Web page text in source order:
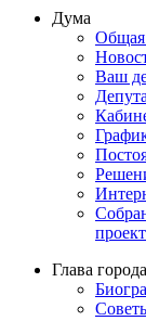
Дума
Ваш
Глава города